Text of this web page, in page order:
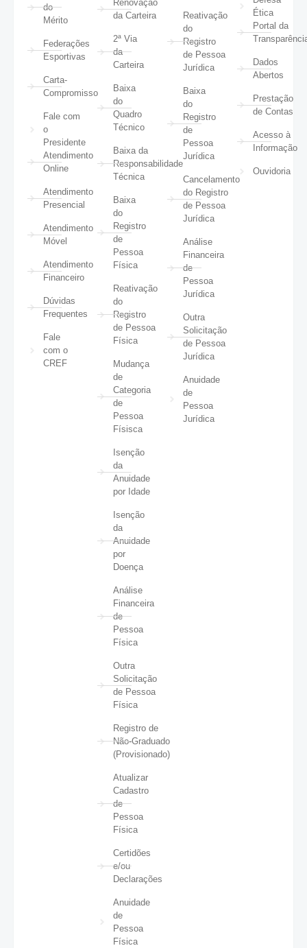
do
Mérito
Federações
Esportivas
Carta-
Compromisso
Fale com
o
Presidente
Atendimento
Online
Atendimento
Presencial
Atendimento
Móvel
Atendimento
Financeiro
Dúvidas
Frequentes
Fale
com o
CREF
Renovação
da Carteira
2ª Via
da
Carteira
Baixa
do
Quadro
Técnico
Baixa da
Responsabilidade
Técnica
Baixa
do
Registro
de
Pessoa
Física
Reativação
do
Registro
de Pessoa
Física
Mudança
de
Categoria
de
Pessoa
Físisca
Isenção
da
Anuidade
por Idade
Isenção
da
Anuidade
por
Doença
Análise
Financeira
de
Pessoa
Física
Outra
Solicitação
de Pessoa
Física
Registro de
Não-Graduado
(Provisionado)
Atualizar
Cadastro
de
Pessoa
Física
Certidões
e/ou
Declarações
Anuidade
de
Pessoa
Física
Reativação
do
Registro
de Pessoa
Jurídica
Baixa
do
Registro
de
Pessoa
Jurídica
Cancelamento
do Registro
de Pessoa
Jurídica
Análise
Financeira
de
Pessoa
Jurídica
Outra
Solicitação
de Pessoa
Jurídica
Anuidade
de
Pessoa
Jurídica
Ética
Portal da
Dados
Abertos
Prestação
de Contas
Acesso à
Informação
Ouvidoria